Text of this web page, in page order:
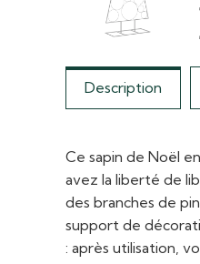
Description
Ce sapin de Noël
avez la liberté de
des branches de
support de
: après utilisation,